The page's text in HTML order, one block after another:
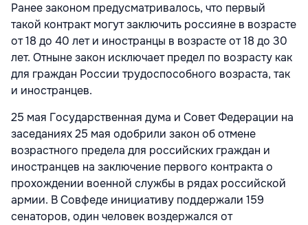
Ранее законом предусматривалось, что первый
такой контракт могут заключить россияне в возрасте
от 18 до 40 лет и иностранцы в возрасте от 18 до 30
лет. Отныне закон исключает предел по возрасту как
для граждан России трудоспособного возраста, так
и иностранцев.
25 мая Государственная дума и Совет Федерации на
заседаниях 25 мая одобрили закон об отмене
возрастного предела для российских граждан и
иностранцев на заключение первого контракта о
прохождении военной службы в рядах российской
армии. В Совфеде инициативу поддержали 159
сенаторов, один человек воздержался от